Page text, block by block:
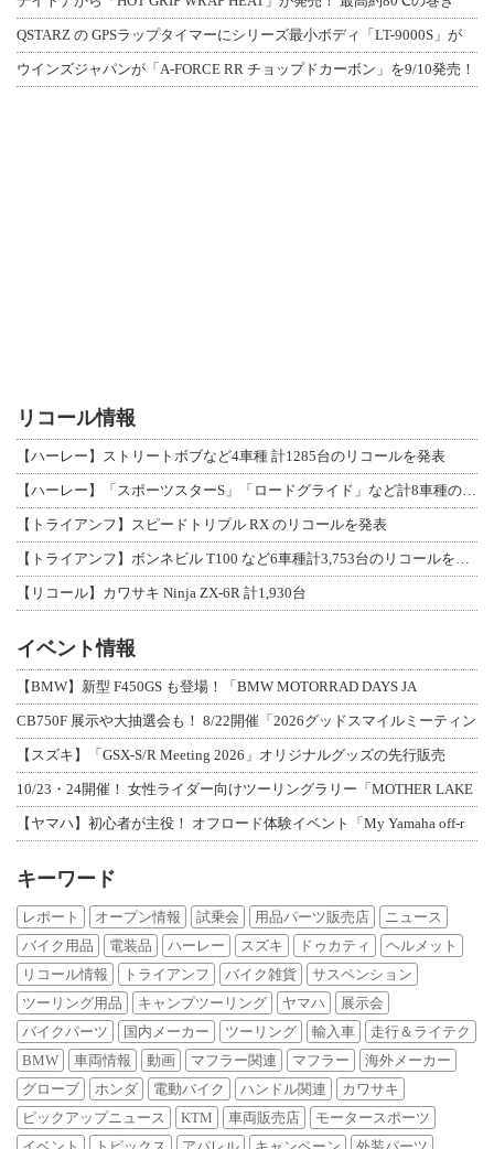
QSTARZ の GPSラップタイマーにシリーズ最小ボディ「LT-9000S」が
ウインズジャパンが「A-FORCE RR チョップドカーボン」を9/10発売！
リコール情報
【ハーレー】ストリートボブなど4車種 計1285台のリコールを発表
【トライアンフ】スピードトリプル RX のリコールを発表
【リコール】カワサキ Ninja ZX-6R 計1,930台
イベント情報
【BMW】新型 F450GS も登場！「BMW MOTORRAD DAYS JA
CB750F 展示や大抽選会も！ 8/22開催「2026グッドスマイルミーティン
【スズキ】「GSX-S/R Meeting 2026」オリジナルグッズの先行販売
10/23・24開催！ 女性ライダー向けツーリングラリー「MOTHER LAKE
【ヤマハ】初心者が主役！ オフロード体験イベント「My Yamaha off-r
キーワード
レポート オープン情報 試乗会 用品パーツ販売店
ニュース
バイク用品
電装品 ハーレー スズキ ドゥカティ
ヘルメット
リコール情報
トライアンフ バイク雑貨
サスペンション
ツーリング用品
キャンプツーリング ヤマハ
展示会
バイクパーツ
国内メーカー ツーリング 輸入車
走行＆ライテク
BMW
車両情報 動画 マフラー関連 マフラー
海外メーカー
グローブ
ホンダ 電動バイク ハンドル関連
カワサキ
ピックアップニュース
KTM 車両販売店
モータースポーツ